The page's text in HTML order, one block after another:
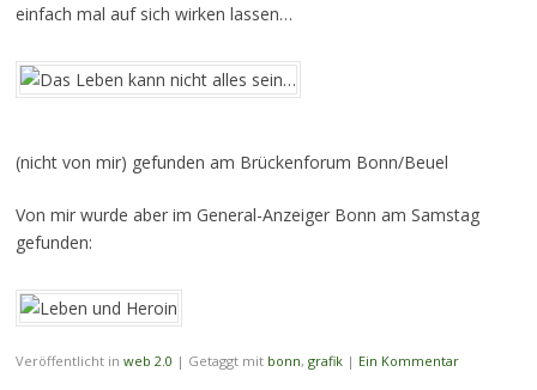
einfach mal auf sich wirken lassen…
(nicht von mir) gefunden am Brückenforum Bonn/Beuel
Von mir wurde aber im General-Anzeiger Bonn am Samstag
gefunden:
Veröffentlicht in web 2.0 | Getaggt mit bonn, grafik | Ein Kommentar